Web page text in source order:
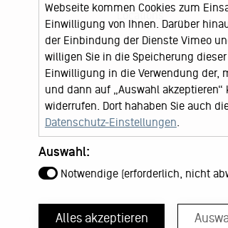
Locations
Webseite kommen Cookies zum
Einwilligung von Ihnen. Darüber
der Einbindung der Dienste Vimeo
willigen Sie in die Speicherung
Einwilligung in die Verwendung der,
und dann auf „Auswahl
widerrufen. Dort hahaben Sie auch
Datenschutz-Einstellungen
Auswahl:
Notwendige (erforderlich, nicht
Alles akzeptieren